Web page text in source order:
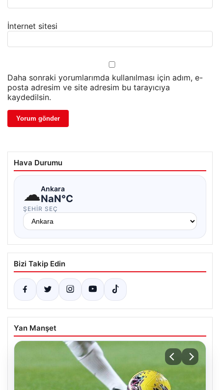
İnternet sitesi
Daha sonraki yorumlarımda kullanılması için adım, e-
posta adresim ve site adresim bu tarayıcıya
kaydedilsin.
Hava Durumu
☁Ankara
NaN°C
ŞEHIR SEÇ
Bizi Takip Edin
Yan Manşet